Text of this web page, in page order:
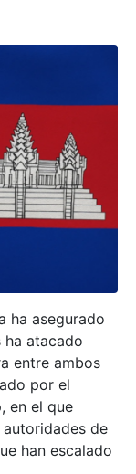
ha asegurado
ha atacado
entre ambos
por el
en el que
de
han escalado